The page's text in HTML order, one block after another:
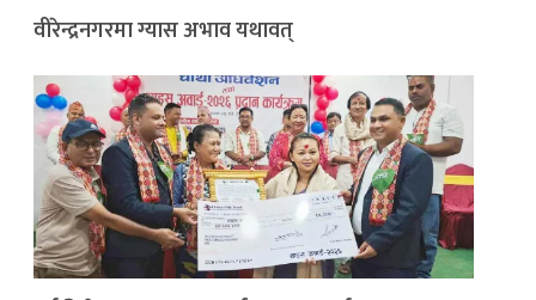
वीरेन्द्रनगरमा ग्यास अभाव यथावत्